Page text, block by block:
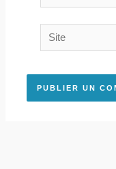
mail*
Site